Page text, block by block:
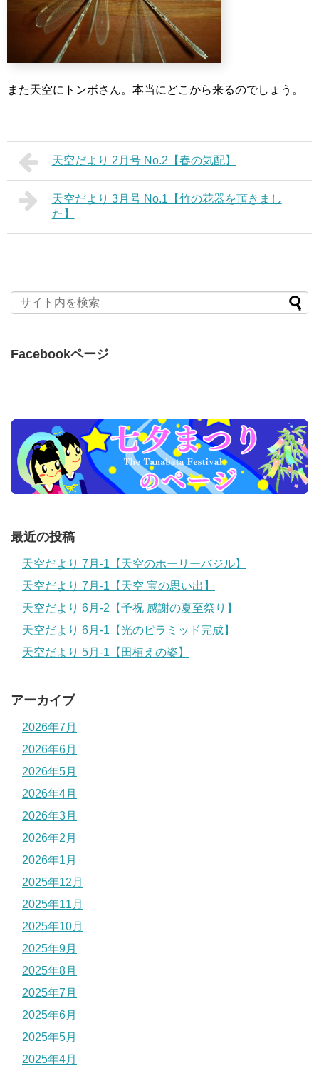
また天空にトンボさん。本当にどこから来るのでしょう。
天空だより 2月号 No.2【春の気配】
天空だより 3月号 No.1【竹の花器を頂きまし
た】
Facebookページ
最近の投稿
天空だより 7月-1【天空のホーリーバジル】
天空だより 7月-1【天空 宝の思い出】
天空だより 6月-2【予祝 感謝の夏至祭り】
天空だより 6月-1【光のピラミッド完成】
天空だより 5月-1【田植えの姿】
アーカイブ
2026年7月
2026年6月
2026年5月
2026年4月
2026年3月
2026年2月
2026年1月
2025年12月
2025年11月
2025年10月
2025年9月
2025年8月
2025年7月
2025年6月
2025年5月
2025年4月